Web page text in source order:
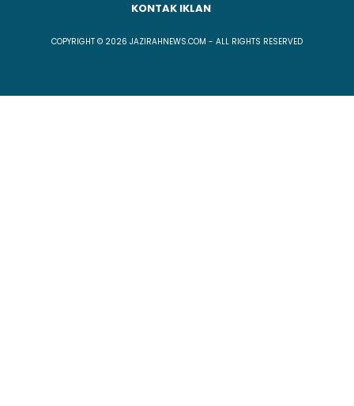
KONTAK IKLAN
COPYRIGHT © 2026 JAZIRAHNEWS.COM - ALL RIGHTS RESERVED